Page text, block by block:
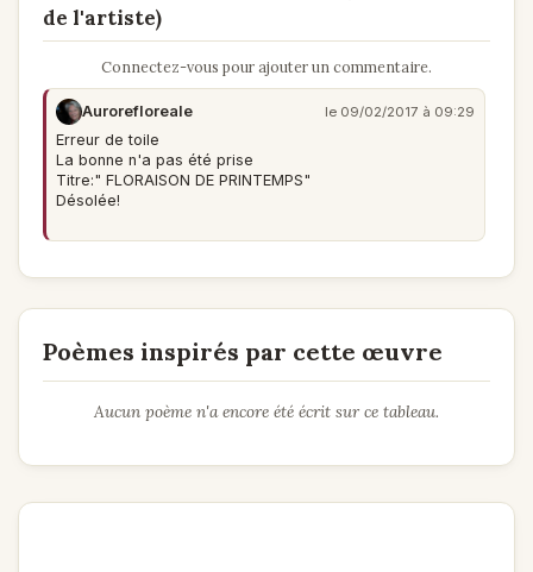
de l'artiste)
Connectez-vous pour ajouter un commentaire.
Aurorefloreale le 09/02/2017 à 09:29
Erreur de toile
La bonne n'a pas été prise
Titre:" FLORAISON DE PRINTEMPS"
Désolée!
Poèmes inspirés par cette œuvre
Aucun poème n'a encore été écrit sur ce tableau.